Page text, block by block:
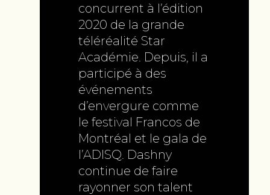
concurrent à l’édition
2020 de la grande
téléréalité Star
Académie. Depuis, il a
participé à des
événements
d’envergure comme
le festival Francos de
Montréal et le gala de
l’ADISQ. Dashny
continue de faire
rayonner son talent